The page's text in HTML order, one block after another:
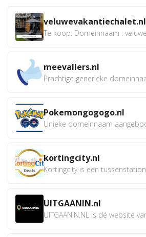
veluwevakantiechalet.nl
meevallers.nl
Pokemongogogo.nl
kortingcity.nl
UITGAANIN.nl